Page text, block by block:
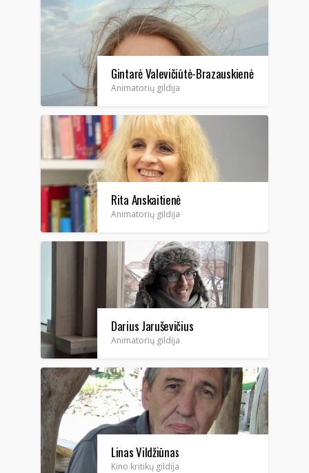
Gintarė Valevičiūtė-Brazauskienė
Animatorių gildija
Rita Anskaitienė
Animatorių gildija
Darius Jaruševičius
Animatorių gildija
Linas Vildžiūnas
Kino kritikų gildija